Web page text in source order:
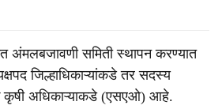
अंमलबजावणी समिती स्थापन करण्यात
जिल्हाधिकाऱ्यांकडे तर सदस्य
कृषी अधिकाऱ्याकडे (एसएओ) आहे.